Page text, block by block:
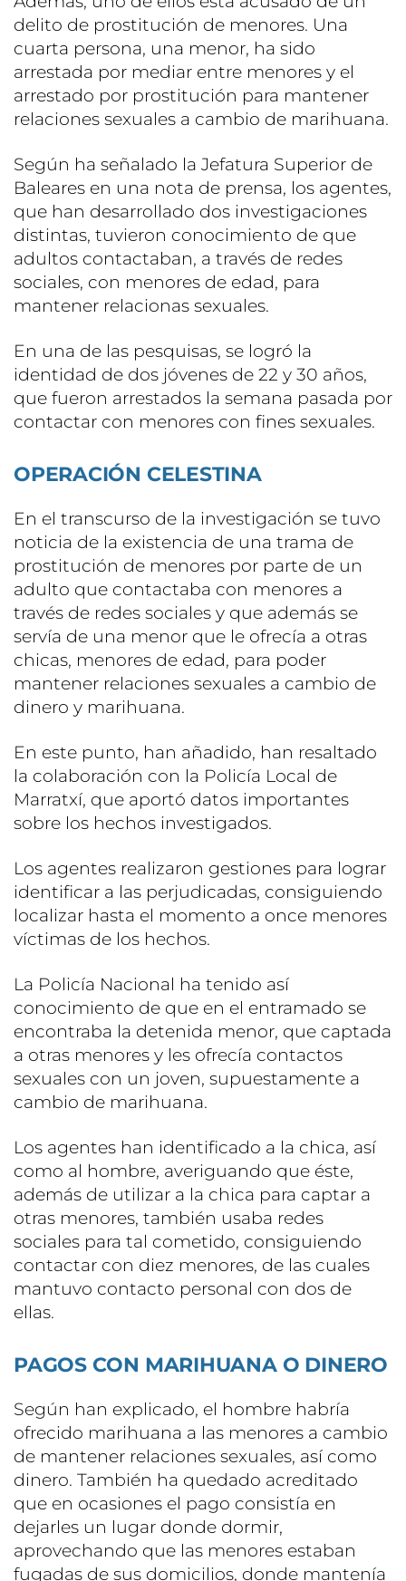
delito de prostitución de menores. Una
cuarta persona, una menor, ha sido
arrestada por mediar entre menores y el
arrestado por prostitución para mantener
relaciones sexuales a cambio de marihuana.
Según ha señalado la Jefatura Superior de
Baleares en una nota de prensa, los agentes,
que han desarrollado dos investigaciones
distintas, tuvieron conocimiento de que
adultos contactaban, a través de redes
sociales, con menores de edad, para
mantener relacionas sexuales.
En una de las pesquisas, se logró la
identidad de dos jóvenes de 22 y 30 años,
que fueron arrestados la semana pasada por
contactar con menores con fines sexuales.
OPERACIÓN CELESTINA
En el transcurso de la investigación se tuvo
noticia de la existencia de una trama de
prostitución de menores por parte de un
adulto que contactaba con menores a
través de redes sociales y que además se
servía de una menor que le ofrecía a otras
chicas, menores de edad, para poder
mantener relaciones sexuales a cambio de
dinero y marihuana.
En este punto, han añadido, han resaltado
la colaboración con la Policía Local de
Marratxí, que aportó datos importantes
sobre los hechos investigados.
Los agentes realizaron gestiones para lograr
identificar a las perjudicadas, consiguiendo
localizar hasta el momento a once menores
víctimas de los hechos.
La Policía Nacional ha tenido así
conocimiento de que en el entramado se
encontraba la detenida menor, que captada
a otras menores y les ofrecía contactos
sexuales con un joven, supuestamente a
cambio de marihuana.
Los agentes han identificado a la chica, así
como al hombre, averiguando que éste,
además de utilizar a la chica para captar a
otras menores, también usaba redes
sociales para tal cometido, consiguiendo
contactar con diez menores, de las cuales
mantuvo contacto personal con dos de
ellas.
PAGOS CON MARIHUANA O DINERO
Según han explicado, el hombre habría
ofrecido marihuana a las menores a cambio
de mantener relaciones sexuales, así como
dinero. También ha quedado acreditado
que en ocasiones el pago consistía en
dejarles un lugar donde dormir,
aprovechando que las menores estaban
fugadas de sus domicilios, donde mantenía